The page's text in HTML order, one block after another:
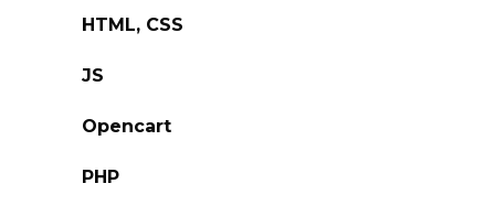
HTML, CSS
JS
Opencart
PHP